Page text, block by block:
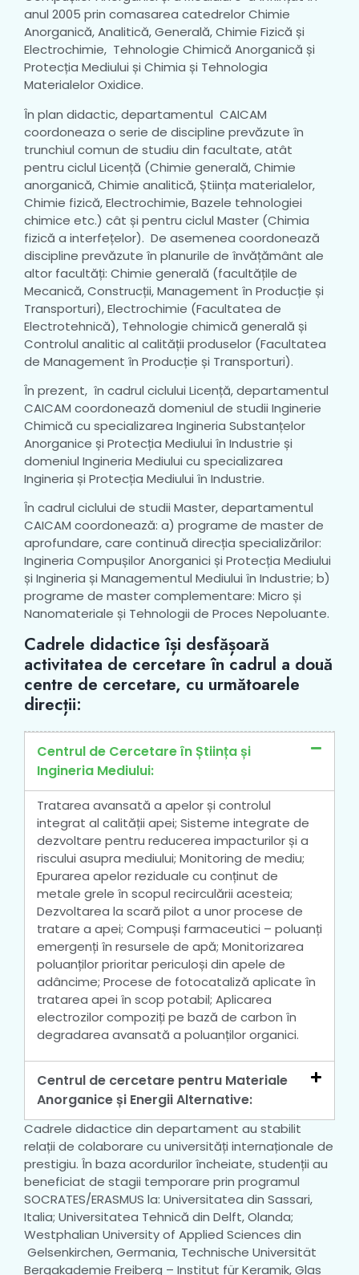
anul 2005 prin comasarea catedrelor Chimie
Anorganică, Analitică, Generală, Chimie Fizică și
Electrochimie, Tehnologie Chimică Anorganică și
Protecția Mediului și Chimia și Tehnologia
Materialelor Oxidice.
În plan didactic, departamentul CAICAM
coordoneaza o serie de discipline prevăzute în
trunchiul comun de studiu din facultate, atât
pentru ciclul Licență (Chimie generală, Chimie
anorganică, Chimie analitică, Știința materialelor,
Chimie fizică, Electrochimie, Bazele tehnologiei
chimice etc.) cât și pentru ciclul Master (Chimia
fizică a interfețelor). De asemenea coordonează
discipline prevăzute în planurile de învățământ ale
altor facultăți: Chimie generală (facultățile de
Mecanică, Construcții, Management în Producție și
Transporturi), Electrochimie (Facultatea de
Electrotehnică), Tehnologie chimică generală și
Controlul analitic al calității produselor (Facultatea
de Management în Producție și Transporturi).
În prezent, în cadrul ciclului Licență, departamentul
CAICAM coordonează domeniul de studii Inginerie
Chimică cu specializarea Ingineria Substanțelor
Anorganice și Protecția Mediului în Industrie și
domeniul Ingineria Mediului cu specializarea
Ingineria și Protecția Mediului în Industrie.
În cadrul ciclului de studii Master, departamentul
CAICAM coordonează: a) programe de master de
aprofundare, care continuă direcția specializărilor:
Ingineria Compușilor Anorganici și Protecția Mediului
și Ingineria și Managementul Mediului în Industrie; b)
programe de master complementare: Micro și
Nanomateriale și Tehnologii de Proces Nepoluante.
Cadrele didactice își desfășoară
activitatea de cercetare în cadrul a două
centre de cercetare, cu următoarele
direcții:
Centrul de Cercetare în Știința și
Ingineria Mediului:
Tratarea avansată a apelor și controlul
integrat al calității apei; Sisteme integrate de
dezvoltare pentru reducerea impacturilor și a
riscului asupra mediului; Monitoring de mediu;
Epurarea apelor reziduale cu conținut de
metale grele în scopul recirculării acesteia;
Dezvoltarea la scară pilot a unor procese de
tratare a apei; Compuși farmaceutici – poluanți
emergenți în resursele de apă; Monitorizarea
poluanților prioritar periculoși din apele de
adâncime; Procese de fotocataliză aplicate în
tratarea apei în scop potabil; Aplicarea
electrozilor compoziți pe bază de carbon în
degradarea avansată a poluanților organici.
Centrul de cercetare pentru Materiale
Anorganice și Energii Alternative:
Cadrele didactice din departament au stabilit
relații de colaborare cu universități internaționale de
prestigiu. În baza acordurilor încheiate, studenții au
beneficiat de stagii temporare prin programul
SOCRATES/ERASMUS la: Universitatea din Sassari,
Italia; Universitatea Tehnică din Delft, Olanda;
Westphalian University of Applied Sciences din
Gelsenkirchen, Germania, Technische Universität
Bergakademie Freiberg – Institut für Keramik, Glas